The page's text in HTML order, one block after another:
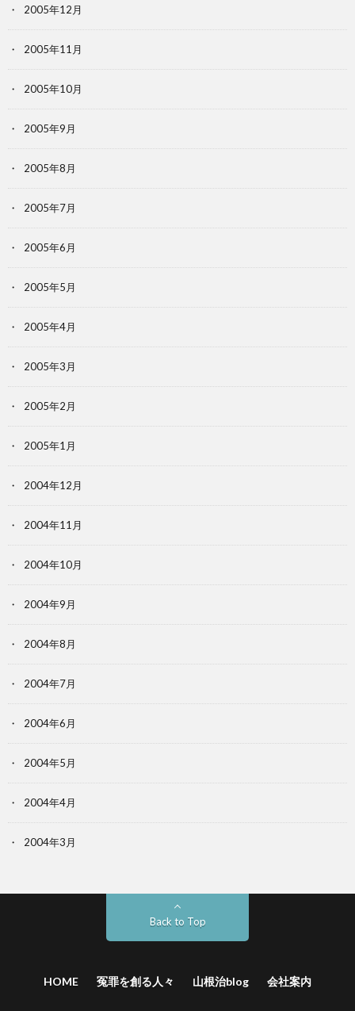
2005年12月
2005年11月
2005年10月
2005年9月
2005年8月
2005年7月
2005年6月
2005年5月
2005年4月
2005年3月
2005年2月
2005年1月
2004年12月
2004年11月
2004年10月
2004年9月
2004年8月
2004年7月
2004年6月
2004年5月
2004年4月
2004年3月
Back to Top
HOME 冤罪を創る人々 山根治blog 会社案内